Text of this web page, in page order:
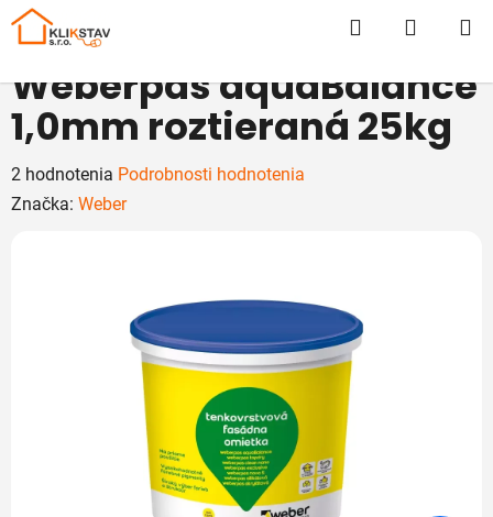
Prejsť
Hľadať
Weberpas aquaBalance
1,0mm roztieraná 25kg
Priemerné
hodnotenie
2 hodnotenia Podrobnosti hodnotenia
Značka: Weber